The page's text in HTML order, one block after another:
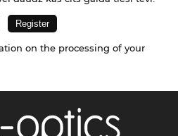
on the processing of your